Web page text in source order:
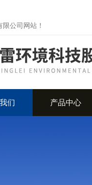
公司网站！
们 产品中心